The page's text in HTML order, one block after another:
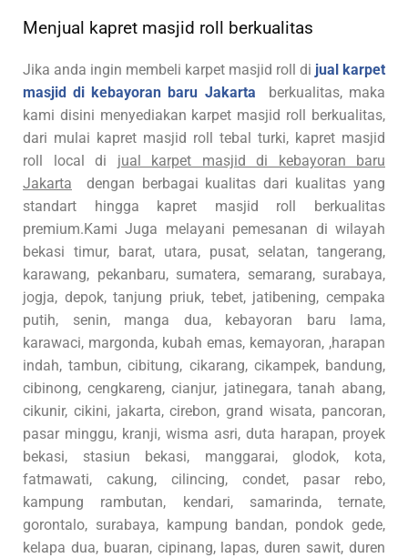
Menjual kapret masjid roll berkualitas
Jika anda ingin membeli karpet masjid roll di jual karpet
masjid di kebayoran baru Jakarta berkualitas, maka
kami disini menyediakan karpet masjid roll berkualitas,
dari mulai kapret masjid roll tebal turki, kapret masjid
roll local di jual karpet masjid di kebayoran baru
Jakarta dengan berbagai kualitas dari kualitas yang
standart hingga kapret masjid roll berkualitas
premium.Kami Juga melayani pemesanan di wilayah
bekasi timur, barat, utara, pusat, selatan, tangerang,
karawang, pekanbaru, sumatera, semarang, surabaya,
jogja, depok, tanjung priuk, tebet, jatibening, cempaka
putih, senin, manga dua, kebayoran baru lama,
karawaci, margonda, kubah emas, kemayoran, ,harapan
indah, tambun, cibitung, cikarang, cikampek, bandung,
cibinong, cengkareng, cianjur, jatinegara, tanah abang,
cikunir, cikini, jakarta, cirebon, grand wisata, pancoran,
pasar minggu, kranji, wisma asri, duta harapan, proyek
bekasi, stasiun bekasi, manggarai, glodok, kota,
fatmawati, cakung, cilincing, condet, pasar rebo,
kampung rambutan, kendari, samarinda, ternate,
gorontalo, surabaya, kampung bandan, pondok gede,
kelapa dua, buaran, cipinang, lapas, duren sawit, duren